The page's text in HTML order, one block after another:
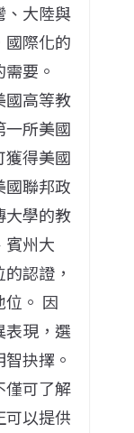
、大陸與
國際化的
要。
國高等教
一所美國
獲得美國
國聯邦政
大學的教
賓州大
認證，
。 因
表現，選
抉擇。
僅可了解
可以提供